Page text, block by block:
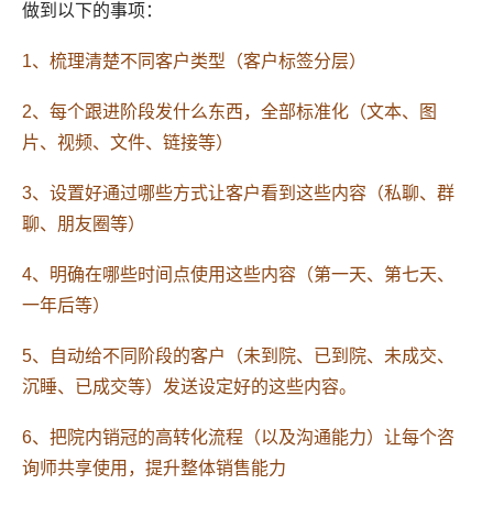
做到以下的事项：
1、梳理清楚不同客户类型（客户标签分层）
2、每个跟进阶段发什么东西，全部标准化（文本、图
片、视频、文件、链接等）
3、设置好通过哪些方式让客户看到这些内容（私聊、群
聊、朋友圈等）
4、明确在哪些时间点使用这些内容（第一天、第七天、
一年后等）
5、自动给不同阶段的客户
（未到院、已到院、未成交、
沉睡、已成交等） 发送设定好的这些内容。
6、把院内销冠的高转化流程（以及沟通能力）让每个咨
询师共享使用，提升整体销售能力